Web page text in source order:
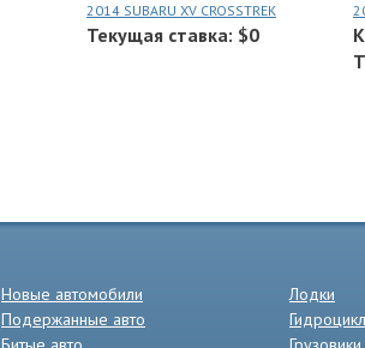
2014 SUBARU XV CROSSTREK
Текущая ставка: $0
Новые автомобили
Подержанные авто
Лодки